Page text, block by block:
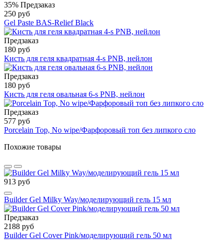
35% Предзаказ
250 руб
Gel Paste BAS-Relief Black
Предзаказ
180 руб
Кисть для геля квадратная 4-s PNB, нейлон
Предзаказ
180 руб
Кисть для геля овальная 6-s PNB, нейлон
Предзаказ
577 руб
Porcelain Top, No wipe/Фарфоровый топ без липкого сло
Похожие товары
913 руб
Builder Gel Milky Way/моделирующий гель 15 мл
Предзаказ
2188 руб
Builder Gel Cover Pink/моделирующий гель 50 мл